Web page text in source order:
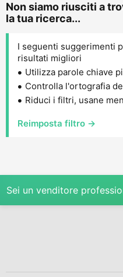
Non siamo riusciti a
la tua ricerca...
I seguenti suggerimenti
risultati migliori
Utilizza parole chiave
Controlla l'ortografia
Riduci i filtri, usane
Reimposta filtro →
Sei un venditore